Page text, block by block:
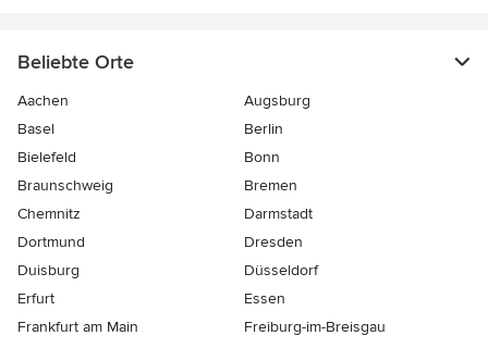
Beliebte Orte
Aachen
Augsburg
Basel
Berlin
Bielefeld
Bonn
Braunschweig
Bremen
Chemnitz
Darmstadt
Dortmund
Dresden
Duisburg
Düsseldorf
Erfurt
Essen
Frankfurt am Main
Freiburg-im-Breisgau